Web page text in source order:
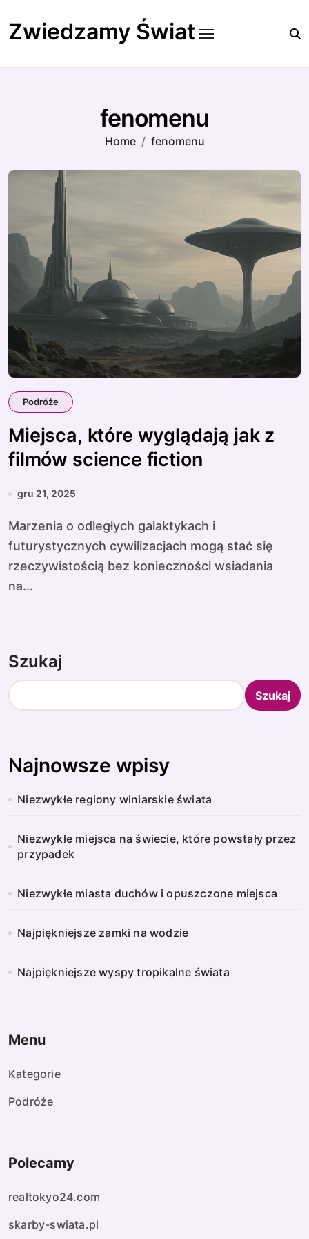
to
content
Zwiedzamy Świat
fenomenu
Home fenomenu
Podróże
Miejsca, które wyglądają jak z
filmów science fiction
gru 21, 2025
Marzenia o odległych galaktykach i
futurystycznych cywilizacjach mogą stać się
rzeczywistością bez konieczności wsiadania
na...
Szukaj
Szukaj
Najnowsze wpisy
Niezwykłe regiony winiarskie świata
Niezwykłe miejsca na świecie, które powstały przez
przypadek
Niezwykłe miasta duchów i opuszczone miejsca
Najpiękniejsze zamki na wodzie
Najpiękniejsze wyspy tropikalne świata
Menu
Kategorie
Podróże
Polecamy
realtokyo24.com
skarby-swiata.pl